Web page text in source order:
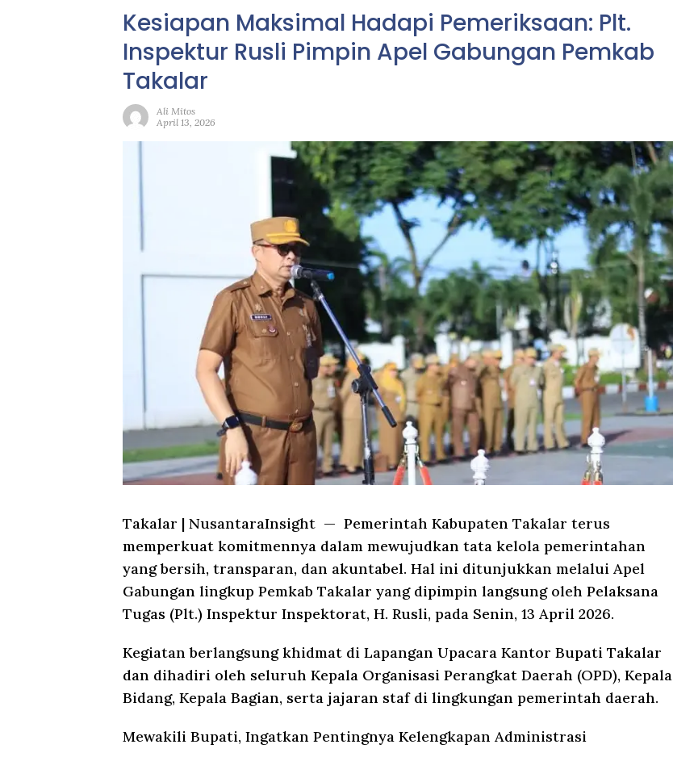
Kesiapan Maksimal Hadapi Pemeriksaan: Plt.
Inspektur Rusli Pimpin Apel Gabungan Pemkab
Takalar
Ali Mitos
April 13, 2026
Takalar | NusantaraInsight — Pemerintah Kabupaten Takalar terus
memperkuat komitmennya dalam mewujudkan tata kelola pemerintahan
yang bersih, transparan, dan akuntabel. Hal ini ditunjukkan melalui Apel
Gabungan lingkup Pemkab Takalar yang dipimpin langsung oleh Pelaksana
Tugas (Plt.) Inspektur Inspektorat, H. Rusli, pada Senin, 13 April 2026.
Kegiatan berlangsung khidmat di Lapangan Upacara Kantor Bupati Takalar
dan dihadiri oleh seluruh Kepala Organisasi Perangkat Daerah (OPD), Kepala
Bidang, Kepala Bagian, serta jajaran staf di lingkungan pemerintah daerah.
Mewakili Bupati, Ingatkan Pentingnya Kelengkapan Administrasi